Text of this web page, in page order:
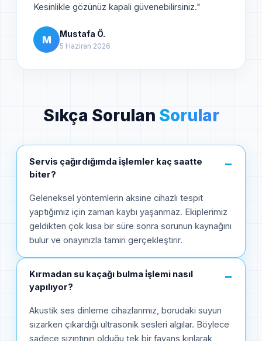
Kesinlikle gözünüz kapali güvenebilirsiniz."
M Mustafa Ö.
5 Haziran 2026
Sıkça Sorulan Sorular
Servis çağırdığımda i̇şlemler kaç saatte
biter?
−
Geleneksel yöntemlerin aksine cihazlı tespit
yaptığımız için zaman kaybı yaşanmaz. Ekiplerimiz
geldikten çok kısa bir süre sonra sorunun kaynağını
bulur ve onayınızla tamiri gerçekleştirir.
Kırmadan su kaçağı bulma i̇şlemi nasıl
yapılıyor?
−
Akustik ses dinleme cihazlarımız, borudaki suyun
sızarken çıkardığı ultrasonik sesleri algılar. Böylece
sadece sızıntının olduğu tek bir fayans kırılarak